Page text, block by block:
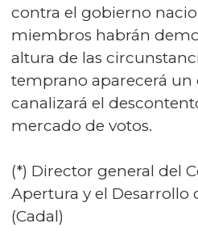
contra el gobierno
miembros habrán
altura de las
temprano aparecerá un
canalizará el
mercado de votos.
(*) Director general del
Apertura y el Desarrollo
(Cadal)